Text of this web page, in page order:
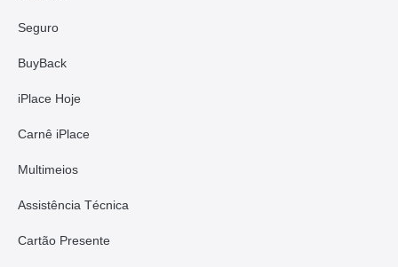
Seguro
BuyBack
iPlace Hoje
Carnê iPlace
Multimeios
Assistência Técnica
Cartão Presente